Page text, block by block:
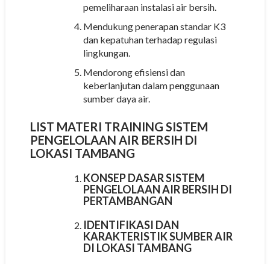
pemeliharaan instalasi air bersih.
Mendukung penerapan standar K3
dan kepatuhan terhadap regulasi
lingkungan.
Mendorong efisiensi dan
keberlanjutan dalam penggunaan
sumber daya air.
LIST MATERI TRAINING SISTEM
PENGELOLAAN AIR BERSIH DI
LOKASI TAMBANG
KONSEP DASAR SISTEM
PENGELOLAAN AIR BERSIH DI
PERTAMBANGAN
IDENTIFIKASI DAN
KARAKTERISTIK SUMBER AIR
DI LOKASI TAMBANG